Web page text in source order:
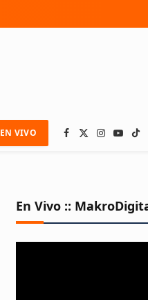
EN VIVO Facebook
X
Instagram
En Vivo ::